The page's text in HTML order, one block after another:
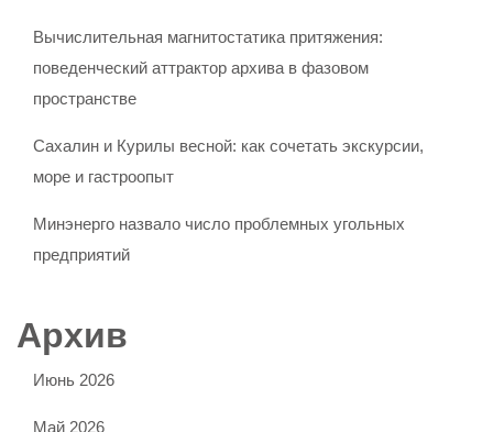
Вычислительная магнитостатика притяжения:
поведенческий аттрактор архива в фазовом
пространстве
Сахалин и Курилы весной: как сочетать экскурсии,
море и гастроопыт
Минэнерго назвало число проблемных угольных
предприятий
Архив
Июнь 2026
Май 2026